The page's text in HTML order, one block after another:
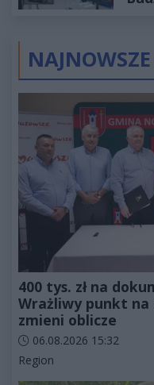
400 tys. zł na
Wrażliwy punkt na
zmieni oblicze
Data dodania artykułu:
06.08.2026 15:32
Kategorie artykułu:
Region